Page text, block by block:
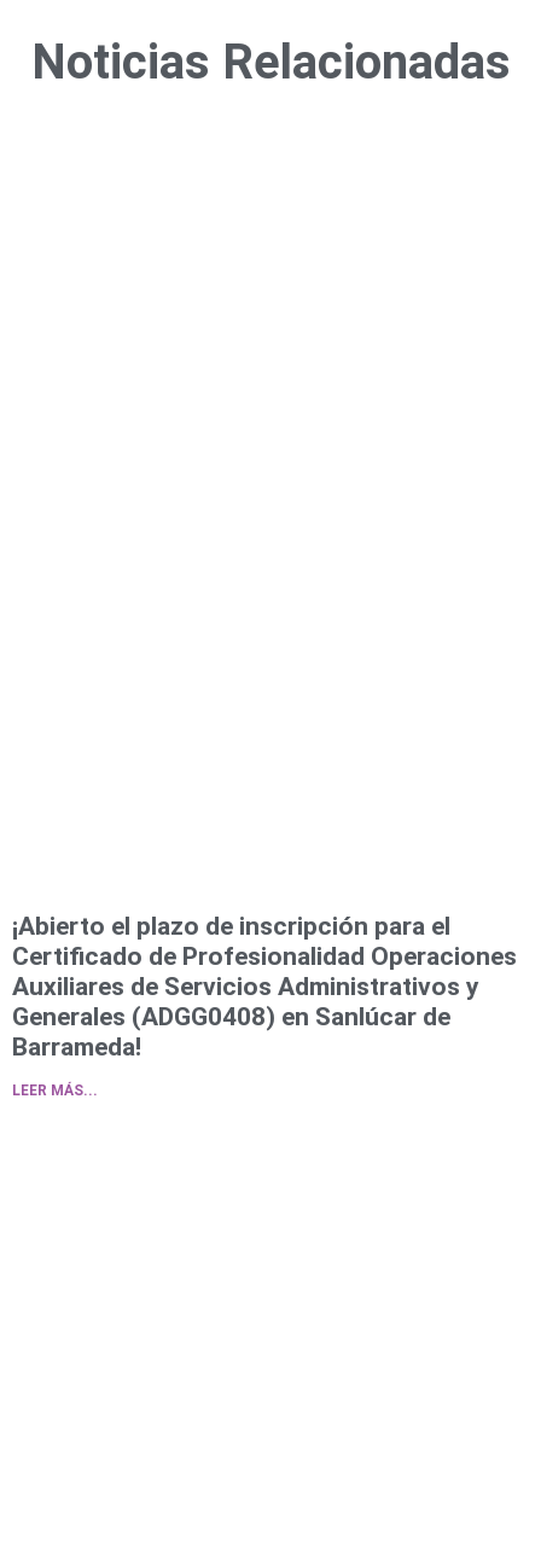
Noticias Relacionadas
¡Abierto el plazo de inscripción para el
Certificado de Profesionalidad Operaciones
Auxiliares de Servicios Administrativos y
Generales (ADGG0408) en Sanlúcar de
Barrameda!
LEER MÁS...